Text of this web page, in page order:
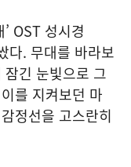
OST 성시경
다. 무대를 바라보
긴 눈빛으로 그
를 지켜보던 마
정선을 고스란히